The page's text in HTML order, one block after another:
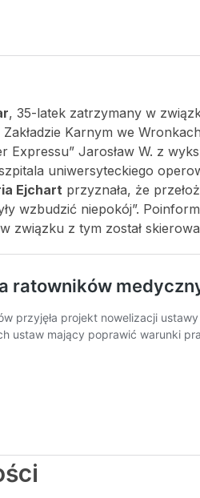
, 35-latek zatrzymany w
Karnym we
Jarosław W. z
uniwersyteckiego
Ejchart przyznała, że
wzbudzić niepokój”.
związku z tym został